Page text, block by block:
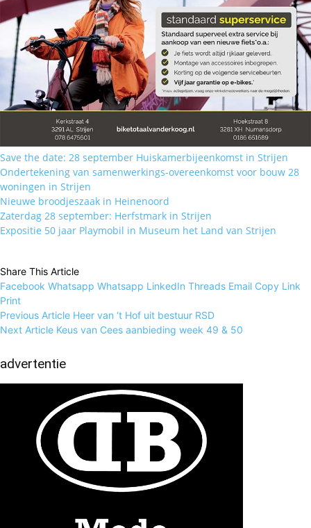
Save the date: 28 september Huiskamerbijeenkomst in Strijen
Ondertekening van samenwerkings-overeenkomst voor bouw 28
woningen in Strijen
Nieuwe broodjeszaak in Heinenoord
Zaterdag 28 september: Herfstmark in Strijen
Expositie 50 jaar Playmobil in Museum het Land van Strijen
Share This Article
Facebook Whatsapp Whatsapp LinkedIn Threads Email Copy Link
Print
Previous Article Heer van ‘t Hof uit bestuur RSD
Next Article Keus van Cees aanbieding week 49 & 50
advertentie